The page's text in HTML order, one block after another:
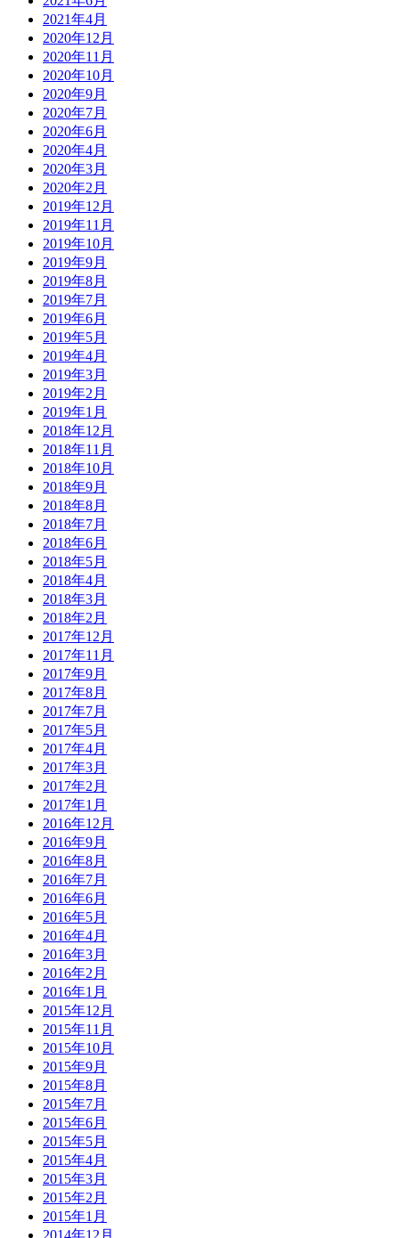
2021年4月
2020年12月
2020年11月
2020年10月
2020年9月
2020年7月
2020年6月
2020年4月
2020年3月
2020年2月
2019年12月
2019年11月
2019年10月
2019年9月
2019年8月
2019年7月
2019年6月
2019年5月
2019年4月
2019年3月
2019年2月
2019年1月
2018年12月
2018年11月
2018年10月
2018年9月
2018年8月
2018年7月
2018年6月
2018年5月
2018年4月
2018年3月
2018年2月
2017年12月
2017年11月
2017年9月
2017年8月
2017年7月
2017年5月
2017年4月
2017年3月
2017年2月
2017年1月
2016年12月
2016年9月
2016年8月
2016年7月
2016年6月
2016年5月
2016年4月
2016年3月
2016年2月
2016年1月
2015年12月
2015年11月
2015年10月
2015年9月
2015年8月
2015年7月
2015年6月
2015年5月
2015年4月
2015年3月
2015年2月
2015年1月